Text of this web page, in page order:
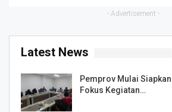
- Advertisement -
Latest News
Pemprov Mulai
Fokus Kegiatan…